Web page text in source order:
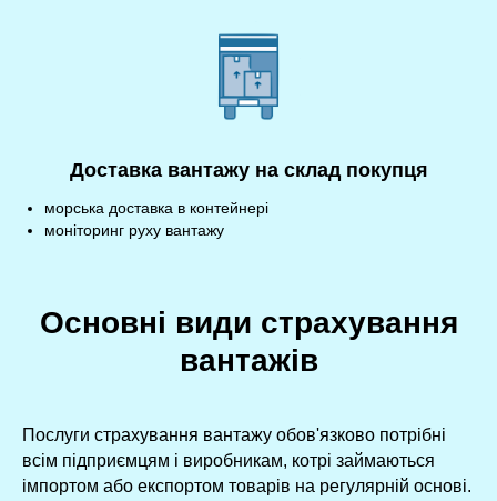
Доставка вантажу на склад покупця
морська доставка в контейнері
моніторинг руху вантажу
Основні види страхування
вантажів
Послуги страхування вантажу обов'язково потрібні
всім підприємцям і виробникам, котрі займаються
імпортом або експортом товарів на регулярній основі.